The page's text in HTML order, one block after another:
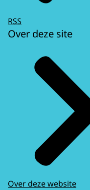
RSS
Over deze site
Over deze website